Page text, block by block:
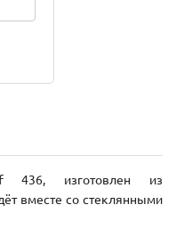
436, изготовлен из
вместе со стеклянными